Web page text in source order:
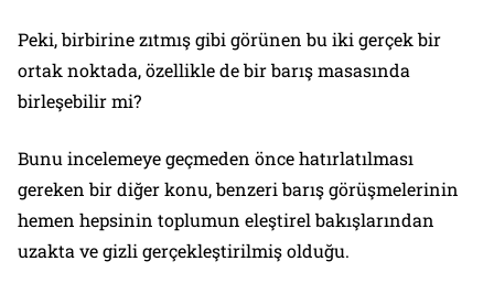
Peki, birbirine zıtmış gibi görünen bu iki gerçek bir
ortak noktada, özellikle de bir barış masasında
birleşebilir mi?
Bunu incelemeye geçmeden önce hatırlatılması
gereken bir diğer konu, benzeri barış görüşmelerinin
hemen hepsinin toplumun eleştirel bakışlarından
uzakta ve gizli gerçekleştirilmiş olduğu.